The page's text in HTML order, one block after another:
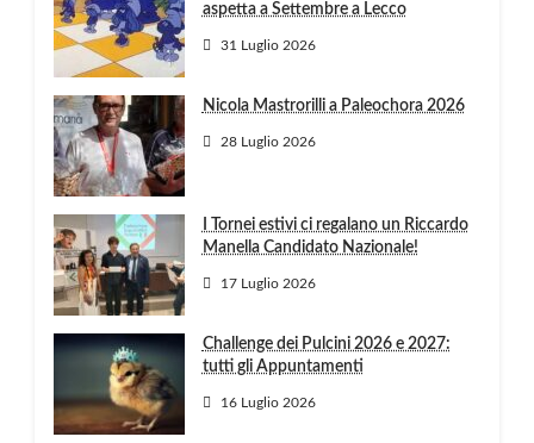
aspetta a Settembre a Lecco
31 Luglio 2026
Nicola Mastrorilli a Paleochora 2026
28 Luglio 2026
I Tornei estivi ci regalano un Riccardo
Manella Candidato Nazionale!
17 Luglio 2026
Challenge dei Pulcini 2026 e 2027:
tutti gli Appuntamenti
16 Luglio 2026